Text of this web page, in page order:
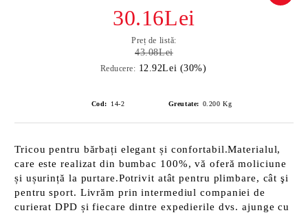
30.16Lei
Preț de listă:
43.08Lei
Reducere: 12.92Lei (30%)
Cod: 14-2 Greutate: 0.200 Kg
Tricou pentru bărbați elegant și confortabil.Materialul,
care este realizat din bumbac 100%, vă oferă moliciune
și ușurință la purtare.Potrivit atât pentru plimbare, cât şi
pentru sport. Livrăm prin intermediul companiei de
curierat DPD și fiecare dintre expedierile dvs. ajunge cu